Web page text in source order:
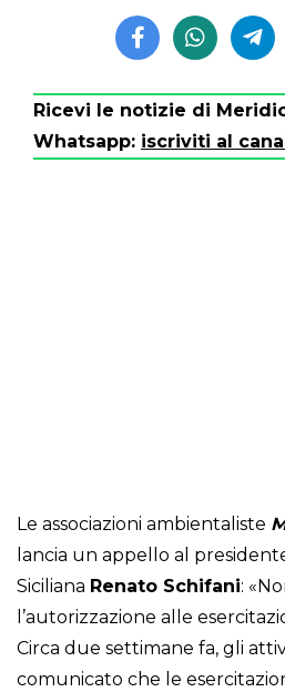
Ricevi le notizie di
Whatsapp: iscriviti al
Le associazioni ambientaliste
lancia un appello al
Siciliana Renato Schifani:
l’autorizzazione alle
Circa due settimane fa, gli
comunicato che le